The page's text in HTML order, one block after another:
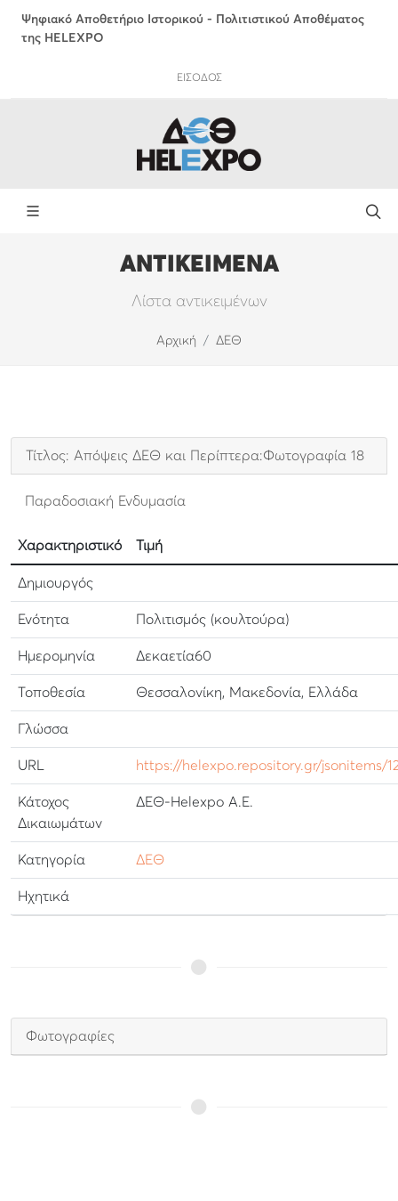
Ψηφιακό Αποθετήριο Ιστορικού - Πολιτιστικού Αποθέματος
της HELEXPO
ΕΙΣΟΔΟΣ
ΑΝΤΙΚΕΙΜΕΝΑ
Λίστα αντικειμένων
Αρχική ΔΕΘ
Τίτλος: Απόψεις ΔΕΘ και Περίπτερα:Φωτογραφία 18
Παραδοσιακή Ενδυμασία
Χαρακτηριστικό Τιμή
Δημιουργός
Ενότητα Πολιτισμός (κουλτούρα)
Ημερομηνία Δεκαετία60
Τοποθεσία Θεσσαλονίκη, Μακεδονία, Ελλάδα
Γλώσσα
URL https://helexpo.repository.gr/jsonitems/
Κάτοχος
Δικαιωμάτων
ΔΕΘ-Helexpo Α.Ε.
Κατηγορία ΔΕΘ
Ηχητικά
Φωτογραφίες